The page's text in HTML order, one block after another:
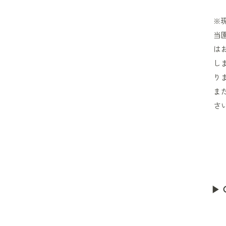
※
当
は
し
り
ま
さ